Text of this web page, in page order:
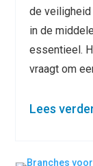
de
in de
essentieel.
vraagt om
Lees